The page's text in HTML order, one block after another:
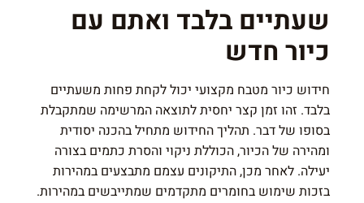
שעתיים בלבד ואתם עם
כיור חדש
חידוש כיור מטבח מקצועי יכול לקחת פחות משעתיים
בלבד. זהו זמן קצר יחסית לתוצאה המרשימה שמתקבלת
בסופו של דבר. תהליך החידוש מתחיל בהכנה יסודית
ומהירה של הכיור, הכוללת ניקוי והסרת כתמים בצורה
יעילה. לאחר מכן, התיקונים עצמם מתבצעים במהירות
בזכות שימוש בחומרים מתקדמים שמתייבשים במהירות.